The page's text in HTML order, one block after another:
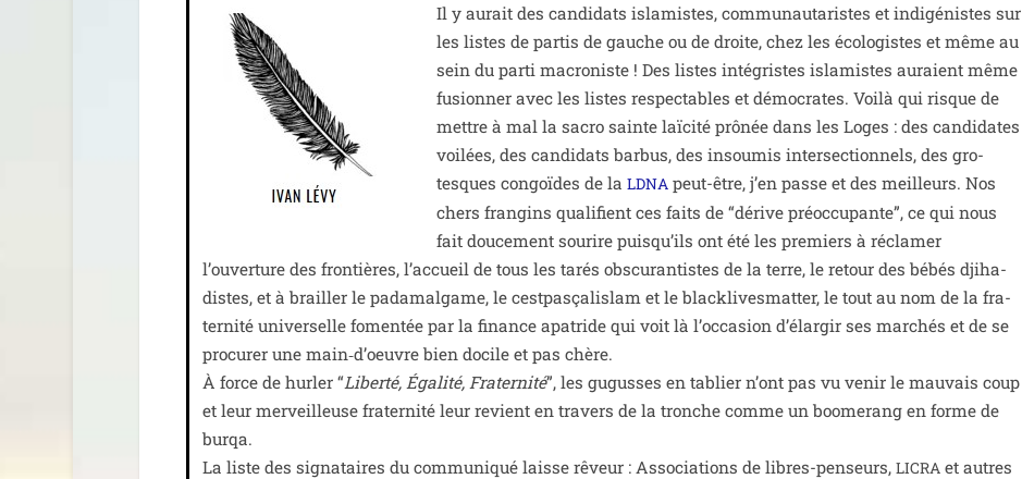
Il y aurait des can­di­dats isla­mistes, com­mu­nau­ta­ristes et indi­gé­nistes sur
les listes de par­tis de gauche ou de droite, chez les éco­lo­gistes et même au
sein du par­ti macro­niste ! Des listes inté­gristes isla­mistes auraient même
fusion­ner avec les listes res­pec­tables et démo­crates. Voilà qui risque de
mettre à mal la sacro sainte laï­ci­té prô­née dans les Loges : des can­di­dates
voi­lées, des can­di­dats bar­bus, des insou­mis inter­sec­tion­nels, des gro­
tesques congoïdes de laLDNA peut-être, j’en passe et des meilleurs. Nos
chers fran­gins qua­li­fient ces faits de “dérive pré­oc­cu­pante”, ce qui nous
fait dou­ce­ment sou­rire puisqu’ils ont été les pre­miers à récla­mer
l’ouverture des fron­tières, l’accueil de tous les tarés obs­cu­ran­tistes de la terre, le retour des bébés dji­ha­
distes, et à brailler le pada­mal­game, le cest­pas­ça­lis­lam et le bla­ck­li­ves­mat­ter, le tout au nom de la fra­
ter­ni­té uni­ver­selle fomen­tée par la finance apa­tride qui voit là l’occasion d’élargir ses mar­chés et de se
pro­cu­rer une main‑d’oeuvre bien docile et pas chère.
À force de hur­ler “Liberté, Égalité, Fraternité”, les gugusses en tablier n’ont pas vu venir le mau­vais coup
et leur mer­veilleuse fra­ter­ni­té leur revient en tra­vers de la tronche comme un boo­me­rang en forme de
bur­qa.
La liste des signa­taires du com­mu­ni­qué laisse rêveur : Associations de libres-pen­seurs,LICRA et autres